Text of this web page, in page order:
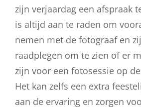
zijn verjaardag een afspraak
is altijd aan te raden om
nemen met de fotograaf en
raadplegen om te zien of er
zijn voor een fotosessie op
Het kan zelfs een extra
aan de ervaring en zorgen